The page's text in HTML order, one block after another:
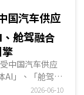
程、智能座
等场域应用，显
落地方向发
国汽车供应
舱驾融合
中国汽车供应
AI」、「舱驾融
要在自驾领域，
2026-06-10